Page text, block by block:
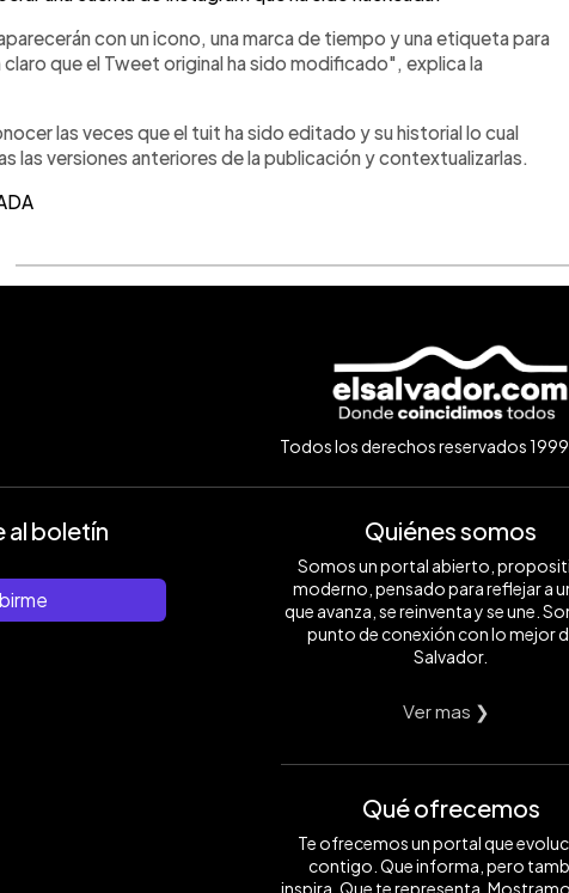
con un icono, una marca de tiempo y una etiqueta para
que el Tweet original ha sido modificado", explica la
las veces que el tuit ha sido editado y su historial lo cual
las versiones anteriores de la publicación y contextualizarlas.
Todos los derechos reservados
al boletín Quiénes somos
Somos un portal abierto,
moderno, pensado para reflejar a
que avanza, se reinventa y se une.
punto de conexión con lo mejor
Salvador.
Ver mas ❯
Qué ofrecemos
Te ofrecemos un portal que
contigo. Que informa, pero
inspira. Que te representa.